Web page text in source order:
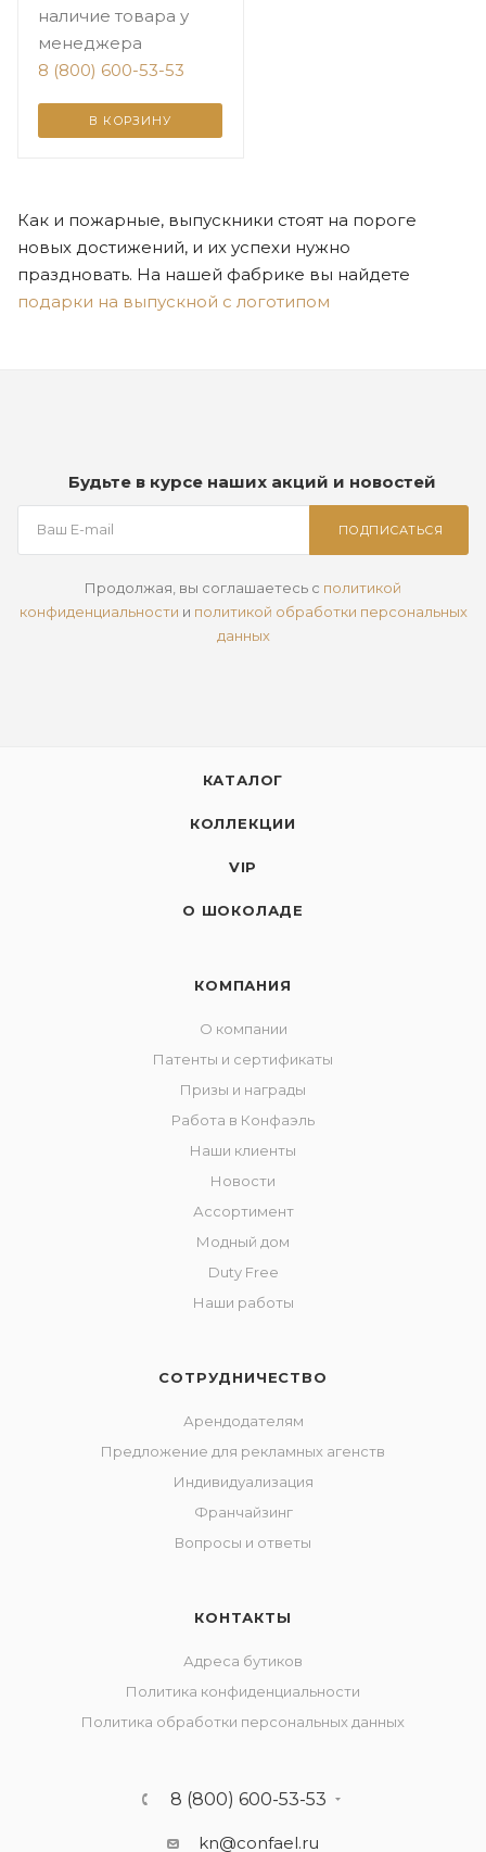
наличие товара у
менеджера
8 (800) 600-53-53
В КОРЗИНУ
Как и пожарные, выпускники стоят на пороге
новых достижений, и их успехи нужно
праздновать. На нашей фабрике вы найдете
подарки на выпускной с логотипом
Будьте в курсе наших акций и новостей
ПОДПИСАТЬСЯ
Продолжая, вы соглашаетесь с политикой
конфиденциальности и политикой обработки персональных
данных
КАТАЛОГ
КОЛЛЕКЦИИ
VIP
О ШОКОЛАДЕ
КОМПАНИЯ
О компании
Патенты и сертификаты
Призы и награды
Работа в Конфаэль
Наши клиенты
Новости
Ассортимент
Модный дом
Duty Free
Наши работы
СОТРУДНИЧЕСТВО
Арендодателям
Предложение для рекламных агенств
Индивидуализация
Франчайзинг
Вопросы и ответы
КОНТАКТЫ
Адреса бутиков
Политика конфиденциальности
Политика обработки персональных данных
8 (800) 600-53-53
kn@confael.ru